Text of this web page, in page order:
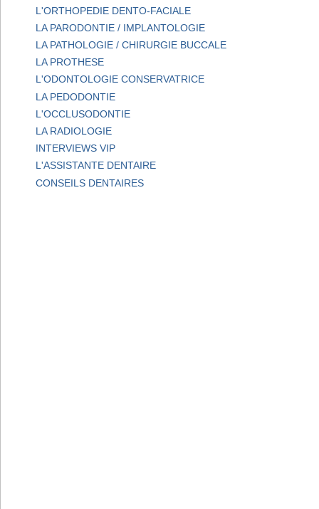
L'ORTHOPEDIE DENTO-FACIALE
LA PARODONTIE / IMPLANTOLOGIE
LA PATHOLOGIE / CHIRURGIE BUCCALE
LA PROTHESE
L'ODONTOLOGIE CONSERVATRICE
LA PEDODONTIE
L'OCCLUSODONTIE
LA RADIOLOGIE
INTERVIEWS VIP
L'ASSISTANTE DENTAIRE
CONSEILS DENTAIRES